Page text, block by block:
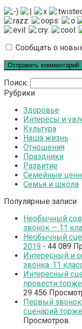
Сообщать о
Поиск:
Рубрики
Здоровье
Интересы и
Культура
Наша жизнь
Отношения
Праздники
Развитие
Семейные
Семья и школа
Популярные записи
Необычный
звонок — 11
Необычный
2019 - 44 089
Интересный и
звонка. 11
Интересный
провести
29 456
Первый
сценарий
Просмотров